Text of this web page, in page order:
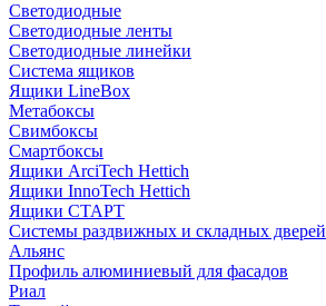
Светодиодные
Светодиодные ленты
Светодиодные линейки
Система ящиков
Ящики LineBox
Метабоксы
Свимбоксы
Смартбоксы
Ящики ArciTech Hettich
Ящики InnoTech Hettich
Ящики СТАРТ
Системы раздвижных и складных дверей
Альянс
Профиль алюминиевый для фасадов
Риал